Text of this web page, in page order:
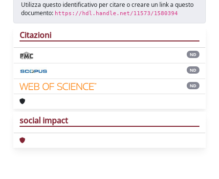
Utilizza questo identificativo per citare o creare un link a questo
documento: https://hdl.handle.net/11573/1580394
Citazioni
ND
ND
ND
social impact